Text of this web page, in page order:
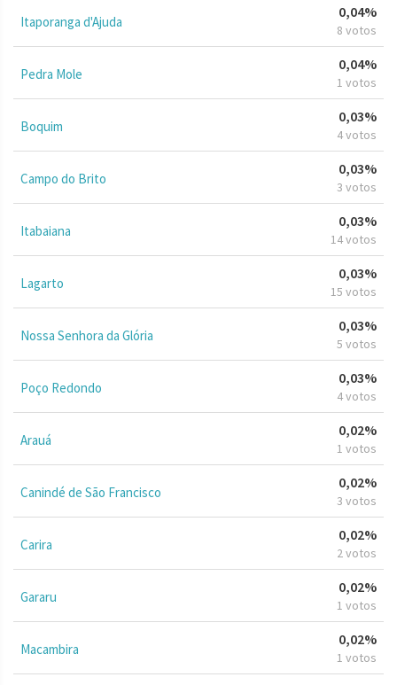
Itaporanga d'Ajuda
0,04%
8 votos
Pedra Mole
0,04%
1 votos
Boquim
0,03%
4 votos
Campo do Brito
0,03%
3 votos
Itabaiana
0,03%
14 votos
Lagarto
0,03%
15 votos
Nossa Senhora da Glória
0,03%
5 votos
Poço Redondo
0,03%
4 votos
Arauá
0,02%
1 votos
Canindé de São Francisco
0,02%
3 votos
Carira
0,02%
2 votos
Gararu
0,02%
1 votos
Macambira
0,02%
1 votos